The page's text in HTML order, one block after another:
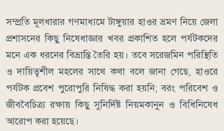
​সম্প্রতি মূলধারার গণমাধ্যমে টাঙ্গুয়ার হাওর ভ্রমণ নিয়ে জেলা
প্রশাসনের কিছু নিষেধাজ্ঞার খবর প্রকাশিত হলে পর্যটকদের
মনে এক ধরনের বিভ্রান্তি তৈরি হয়। তবে সরেজমিন পরিস্থিতি
ও দায়িত্বশীল মহলের সাথে কথা বলে জানা গেছে, হাওরে
পর্যটক প্রবেশ পুরোপুরি নিষিদ্ধ করা হয়নি; বরং পরিবেশ ও
জীববৈচিত্র্য রক্ষায় কিছু সুনির্দিষ্ট নিয়মকানুন ও বিধিনিষেধ
আরোপ করা হয়েছে।